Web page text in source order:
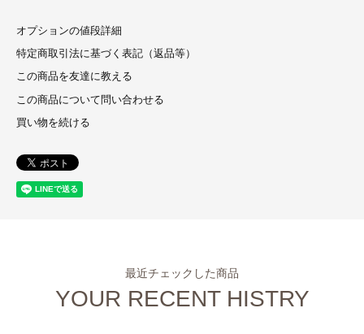
オプションの値段詳細
特定商取引法に基づく表記（返品等）
この商品を友達に教える
この商品について問い合わせる
買い物を続ける
最近チェックした商品
YOUR RECENT HISTRY